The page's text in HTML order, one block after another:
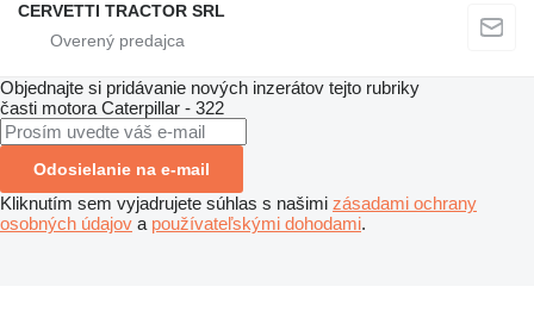
CERVETTI TRACTOR SRL
Objednajte si pridávanie nových inzerátov tejto rubriky
časti motora Caterpillar - 322
Odosielanie na e-mail
Kliknutím sem vyjadrujete súhlas s našimi zásadami ochrany
osobných údajov a používateľskými dohodami.